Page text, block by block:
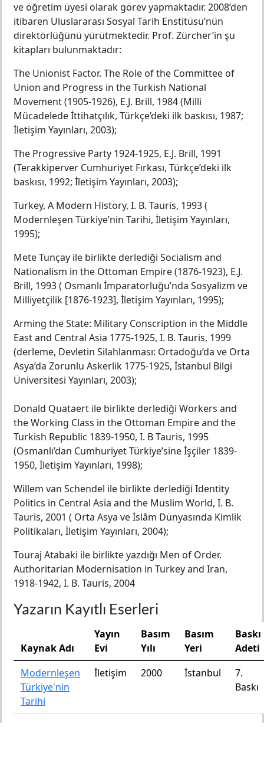
ve öğretim üyesi olarak görev yapmaktadır. 2008’den
itibaren Uluslararası Sosyal Tarih Enstitüsü’nün
direktörlüğünü yürütmektedir. Prof. Zürcher’in şu
kitapları bulunmaktadır:
The Unionist Factor. The Role of the Committee of
Union and Progress in the Turkish National
Movement (1905-1926), E.J. Brill, 1984 (Milli
Mücadelede İttihatçılık, Türkçe’deki ilk baskısı, 1987;
İletişim Yayınları, 2003);
The Progressive Party 1924-1925, E.J. Brill, 1991
(Terakkiperver Cumhuriyet Fırkası, Türkçe’deki ilk
baskısı, 1992; İletişim Yayınları, 2003);
Turkey, A Modern History, I. B. Tauris, 1993 (
Modernleşen Türkiye’nin Tarihi, İletişim Yayınları,
1995);
Mete Tunçay ile birlikte derlediği Socialism and
Nationalism in the Ottoman Empire (1876-1923), E.J.
Brill, 1993 ( Osmanlı İmparatorluğu’nda Sosyalizm ve
Milliyetçilik [1876-1923], İletişim Yayınları, 1995);
Arming the State: Military Conscription in the Middle
East and Central Asia 1775-1925, I. B. Tauris, 1999
(derleme, Devletin Silahlanması: Ortadoğu’da ve Orta
Asya’da Zorunlu Askerlik 1775-1925, İstanbul Bilgi
Üniversitesi Yayınları, 2003);
Donald Quataert ile birlikte derlediği Workers and
the Working Class in the Ottoman Empire and the
Turkish Republic 1839-1950, I. B Tauris, 1995
(Osmanlı’dan Cumhuriyet Türkiye’sine İşçiler 1839-
1950, İletişim Yayınları, 1998);
Willem van Schendel ile birlikte derlediği Identity
Politics in Central Asia and the Muslim World, I. B.
Tauris, 2001 ( Orta Asya ve İslâm Dünyasında Kimlik
Politikaları, İletişim Yayınları, 2004);
Touraj Atabaki ile birlikte yazdığı Men of Order.
Authoritarian Modernisation in Turkey and Iran,
1918-1942, I. B. Tauris, 2004
Yazarın Kayıtlı Eserleri
Kaynak Adı
Yayın
Evi
Basım
Yılı
Basım
Yeri
Baskı
Adeti
Modernleşen
Türkiye'nin
Tarihi
İletişim 2000 İstanbul
7.
Baskı